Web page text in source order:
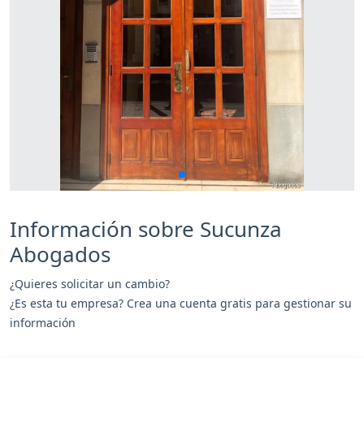
Información sobre Sucunza
Abogados
¿Quieres solicitar un cambio?
¿Es esta tu empresa? Crea una cuenta gratis para gestionar su
información